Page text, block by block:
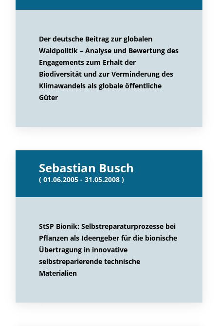
Der deutsche Beitrag zur globalen
Waldpolitik – Analyse und Bewertung des
Engagements zum Erhalt der
Biodiversität und zur Verminderung des
Klimawandels als globale öffentliche
Güter
Sebastian Busch
( 01.06.2005 - 31.05.2008 )
StSP Bionik: Selbstreparaturprozesse bei
Pflanzen als Ideengeber für die bionische
Übertragung in innovative
selbstreparierende technische
Materialien